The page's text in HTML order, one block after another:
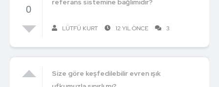
0
LÜTFÜ KURT 12 YIL ÖNCE 3
Size göre keşfedilebilir evren ışık